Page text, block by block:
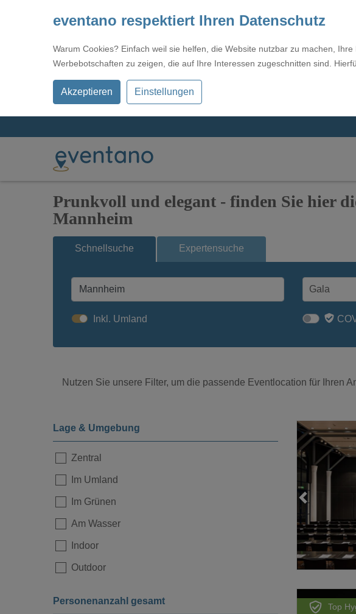
eventano respektiert Ihren Datenschutz
Warum Cookies? Einfach weil sie helfen, die Website nutzbar zu machen,
Werbebotschaften zu zeigen, die auf Ihre Interessen zugeschnitten sind.
Akzeptieren Einstellungen
Prunkvoll und elegant - finden Sie hier
Mannheim
Schnellsuche Expertensuche
Gala
Inkl. Umland
Nutzen Sie unsere Filter, um die passende Eventlocation für Ihren
Lage & Umgebung
Zentral
Im Umland
Im Grünen
Am Wasser
Indoor
Outdoor
Personenanzahl gesamt
Top